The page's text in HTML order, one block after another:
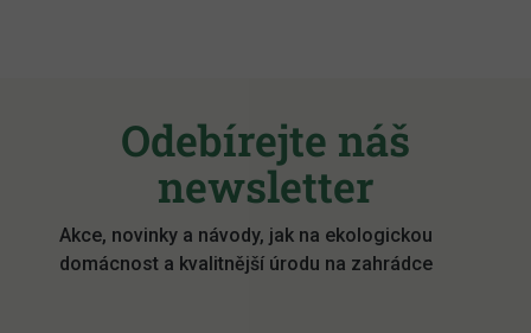
Odebírejte náš
newsletter
Akce, novinky a návody, jak na ekologickou
domácnost a kvalitnější úrodu na zahrádce